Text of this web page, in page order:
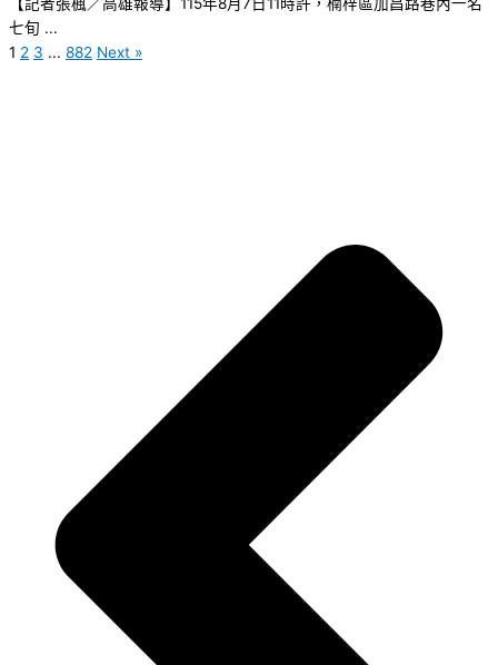
【記者張楓／高雄報導】115年8月7日11時許，楠梓區加昌路巷內一名
七旬 ...
1 2 3 ... 882 Next »